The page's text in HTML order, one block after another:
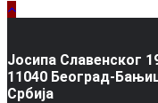
Јосипа Славенског
11040 Београд-
Србија